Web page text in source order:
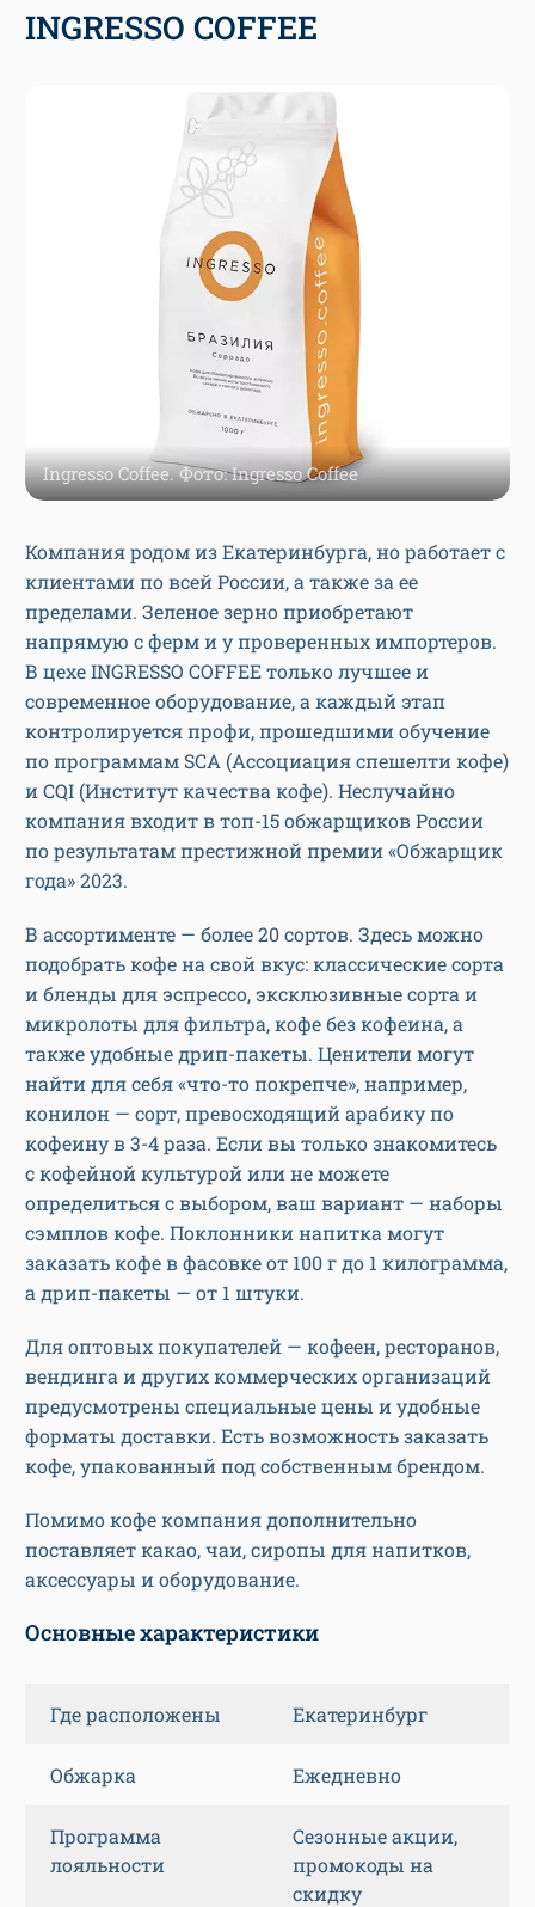
INGRESSO COFFEE
Ingresso Coffee. Фото: Ingresso Coffee
Компания родом из Екатеринбурга, но работает с
клиентами по всей России, а также за ее
пределами. Зеленое зерно приобретают
напрямую с ферм и у проверенных импортеров.
В цехе INGRESSO COFFEE только лучшее и
современное оборудование, а каждый этап
контролируется профи, прошедшими обучение
по программам SCA (Ассоциация спешелти кофе)
и CQI (Институт качества кофе). Неслучайно
компания входит в топ-15 обжарщиков России
по результатам престижной премии «Обжарщик
года» 2023.
В ассортименте — более 20 сортов. Здесь можно
подобрать кофе на свой вкус: классические сорта
и бленды для эспрессо, эксклюзивные сорта и
микролоты для фильтра, кофе без кофеина, а
также удобные дрип-пакеты. Ценители могут
найти для себя «что-то покрепче», например,
конилон — сорт, превосходящий арабику по
кофеину в 3-4 раза. Если вы только знакомитесь
с кофейной культурой или не можете
определиться с выбором, ваш вариант — наборы
сэмплов кофе. Поклонники напитка могут
заказать кофе в фасовке от 100 г до 1 килограмма,
а дрип-пакеты — от 1 штуки.
Для оптовых покупателей — кофеен, ресторанов,
вендинга и других коммерческих организаций
предусмотрены специальные цены и удобные
форматы доставки. Есть возможность заказать
кофе, упакованный под собственным брендом.
Помимо кофе компания дополнительно
поставляет какао, чаи, сиропы для напитков,
аксессуары и оборудование.
Основные характеристики
Где расположены Екатеринбург
Обжарка Ежедневно
Программа
лояльности
Сезонные акции,
промокоды на
скидку